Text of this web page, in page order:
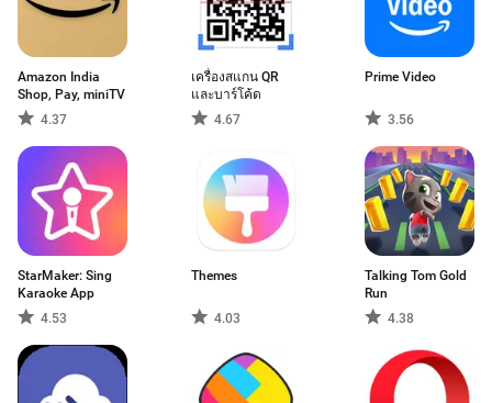
Amazon India
Shop, Pay, miniTV
4.37
เครื่องสแกน QR
และบาร์โค้ด
4.67
Prime Video
3.56
StarMaker: Sing
Karaoke App
4.53
Themes
4.03
Talking Tom Gold
Run
4.38